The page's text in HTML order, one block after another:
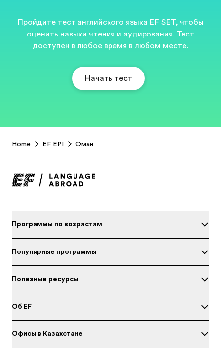
Пройдите тест английского языка EF SET, чтобы
оценить навыки чтения и аудирования. Тест
доступен в любое время в любом месте.
Начать тест
Footer
Home EF EPI Оман
Программы по возрастам
Популярные программы
Полезные ресурсы
Об EF
Офисы в Казахстане